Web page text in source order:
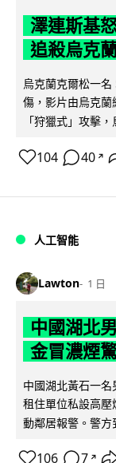
澤連斯基
追殺烏克
烏克蘭克爾松一
傷，影片由烏克
「狩獵式」攻擊
104 40 ↗
人工智能
Lawton 1 日
中國湖北
金冒濃煙
中國湖北黃石一
租住單位私設高
動鄰居報警。警方
106 7 ↗